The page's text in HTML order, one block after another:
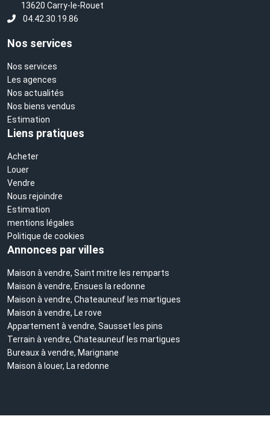
13620 Carry-le-Rouet
04.42.30.19.86
Nos services
Nos services
Les agences
Nos actualités
Nos biens vendus
Estimation
Liens pratiques
Acheter
Louer
Vendre
Nous rejoindre
Estimation
mentions légales
Politique de cookies
Annonces par villes
Maison à vendre, Saint mitre les remparts
Maison à vendre, Ensues la redonne
Maison à vendre, Chateauneuf les martigues
Maison à vendre, Le rove
Appartement à vendre, Sausset les pins
Terrain à vendre, Chateauneuf les martigues
Bureaux à vendre, Marignane
Maison à louer, La redonne